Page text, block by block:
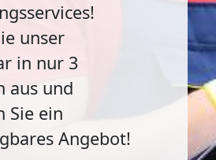
unser
in nur 3
aus und
Sie ein
Angebot!